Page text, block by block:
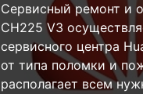
Сервисный ремонт и
CH225 V3
сервисного центра
от типа поломки и
располагает всем